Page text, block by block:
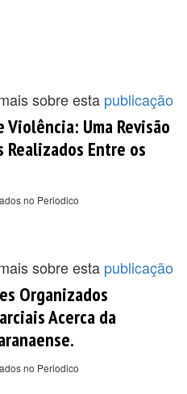
sobre esta publicação
Violência: Uma Revisão
Entre os
no Periodico
sobre esta publicação
Organizados
Acerca da
no Periodico